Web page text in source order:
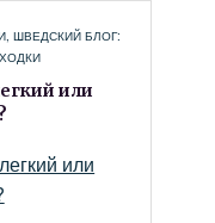
, ШВЕДСКИЙ БЛОГ:
или